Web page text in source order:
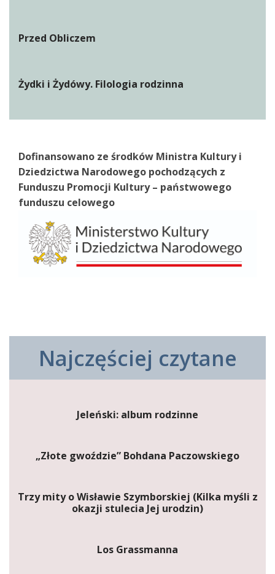
Przed Obliczem
Żydki i Żydówy. Filologia rodzinna
Dofinansowano ze środków Ministra Kultury i
Dziedzictwa Narodowego pochodzących z
Funduszu Promocji Kultury – państwowego
funduszu celowego
Najczęściej czytane
Jeleński: album rodzinne
„Złote gwoździe” Bohdana Paczowskiego
Trzy mity o Wisławie Szymborskiej (Kilka myśli z
okazji stulecia Jej urodzin)
Los Grassmanna